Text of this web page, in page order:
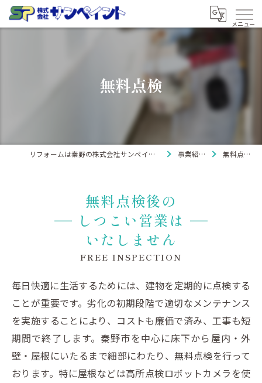
無料点検
リフォームは秦野の株式会社サンペイント 事業紹介 無料点検
無料点検後の
しつこい営業は
いたしません
FREE INSPECTION
毎日快適に生活するためには、建物を定期的に点検する
ことが重要です。劣化の初期段階で適切なメンテナンス
を実施することにより、コストも廉価で済み、工事も短
期間で終了します。秦野市を中心に床下から屋内・外
壁・屋根にいたるまで細部にわたり、無料点検を行って
おります。特に屋根などは高所点検ロボットカメラを使